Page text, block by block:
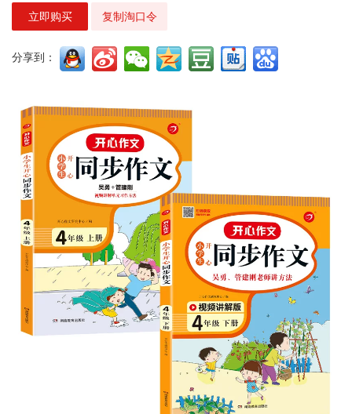
立即购买 复制淘口令
分享到：